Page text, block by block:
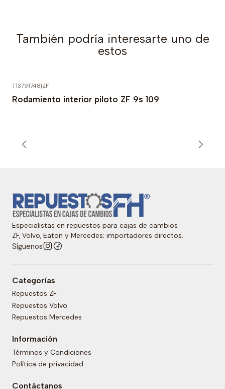
También podría interesarte uno de
estos
T13791748|ZF
Rodamiento interior piloto ZF 9s 109
Especialistas en repuestos para cajas de cambios
ZF, Volvo, Eaton y Mercedes; importadores directos.
Síguenos
Categorías
Repuestos ZF
Repuestos Volvo
Repuestos Mercedes
Información
Términos y Condiciones
Política de privacidad
Contáctanos